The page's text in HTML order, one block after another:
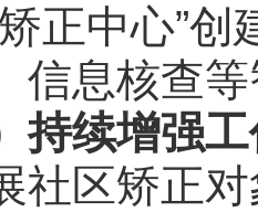
正中心”
信息核查
持续增强
社区矫正